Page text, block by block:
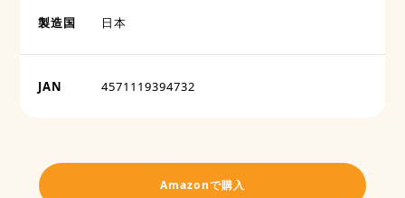
製造国 日本
JAN 4571119394732
Amazonで購入